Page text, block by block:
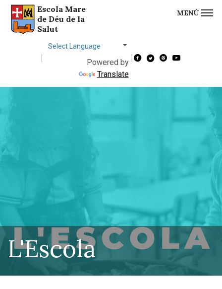
Saltar al contingut
Saltar a la navegació
Informació de contacte MENÚ
Escola Mare
de Déu de la
Salut
language
Powered by
Translate
L'Escola